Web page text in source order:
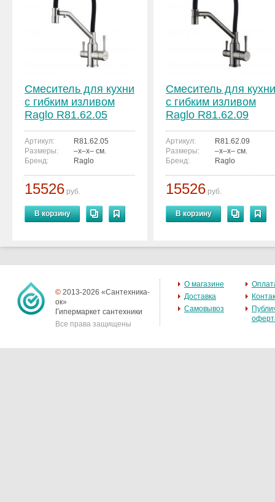
Смеситель для кухни
с гибким изливом
Raglo R81.62.05
Артикул:
R81.62.05
Размеры:
–x–x– см.
Бренд:
Raglo
15526 руб.
В корзину
Смеситель для кухни
с гибким изливом
Raglo R81.62.09
Артикул:
R81.62.09
Размеры:
–x–x– см.
Бренд:
Raglo
15526 руб.
В корзину
© 2013-2026 «Сантехника-
ок»
Гипермаркет сантехники
Все права защищены
О магазине
Доставка
Самовывоз